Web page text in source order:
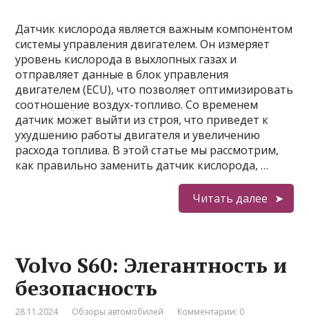
Датчик кислорода является важным компонентом
системы управления двигателем. Он измеряет
уровень кислорода в выхлопных газах и
отправляет данные в блок управления
двигателем (ECU), что позволяет оптимизировать
соотношение воздух-топливо. Со временем
датчик может выйти из строя, что приведет к
ухудшению работы двигателя и увеличению
расхода топлива. В этой статье мы рассмотрим,
как правильно заменить датчик кислорода, …
Читать далее
Volvo S60: Элегантность и
безопасность
28.11.2024 Обзоры автомобилей Комментарии: 0